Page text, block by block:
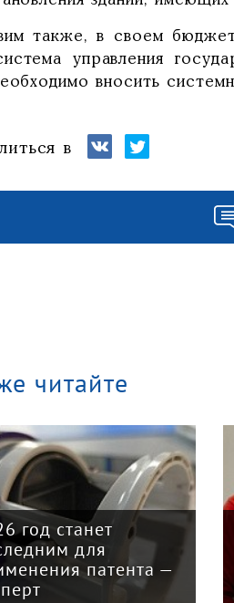
также, в своем
управления
вносить
в
читайте
год станет
для
патента —